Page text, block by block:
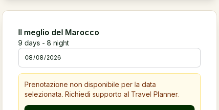
Il meglio del Marocco
9 days -8 night
Prenotazione non disponibile per la data
selezionata. Richiedi supporto al Travel Planner.